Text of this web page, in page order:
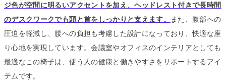
ジ色が空間に明るいアクセントを加え、ヘッドレスト付きで長時間
のデスクワークでも頭と首をしっかりと支えます。
また、腹部への
圧迫を軽減し、腰への負担も考慮した設計になっており、快適な座
り心地を実現しています。会議室やオフィスのインテリアとしても
最適なこの椅子は、使う人の健康と働きやすさをサポートするアイ
テムです。